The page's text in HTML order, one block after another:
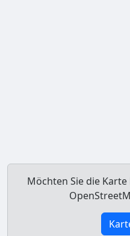
Möchten Sie die